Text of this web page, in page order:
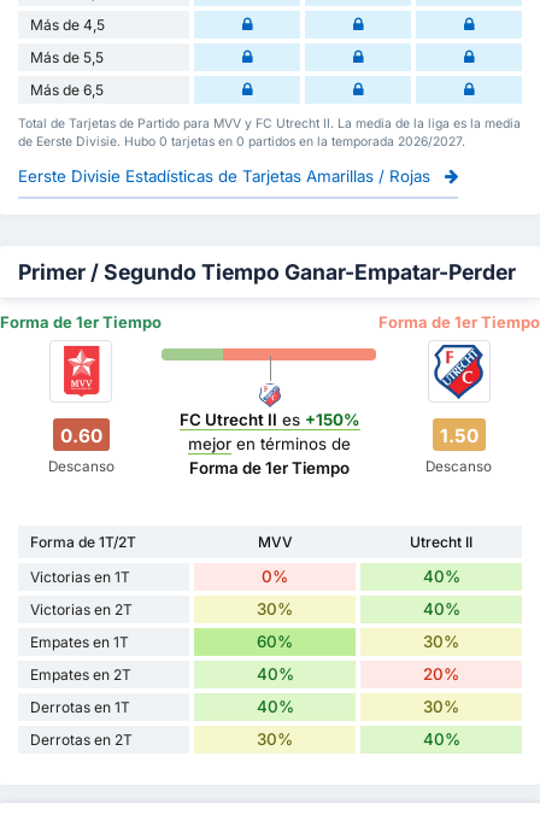
Más de 4,5
Más de 5,5
Más de 6,5
Total de Tarjetas de Partido para MVV y FC Utrecht II. La media de la liga es la media
de Eerste Divisie. Hubo 0 tarjetas en 0 partidos en la temporada 2026/2027.
Eerste Divisie Estadísticas de Tarjetas Amarillas / Rojas
Primer / Segundo Tiempo Ganar-Empatar-Perder
Forma de 1er Tiempo Forma de 1er Tiempo
0.60
Descanso
FC Utrecht II es +150%
mejor en términos de
Forma de 1er Tiempo
1.50
Descanso
Forma de 1T/2T MVV
Utrecht II
Victorias en 1T
0% 40%
Victorias en 2T 30% 40%
Empates en 1T 60% 30%
Empates en 2T 40% 20%
Derrotas en 1T 40% 30%
Derrotas en 2T 30% 40%